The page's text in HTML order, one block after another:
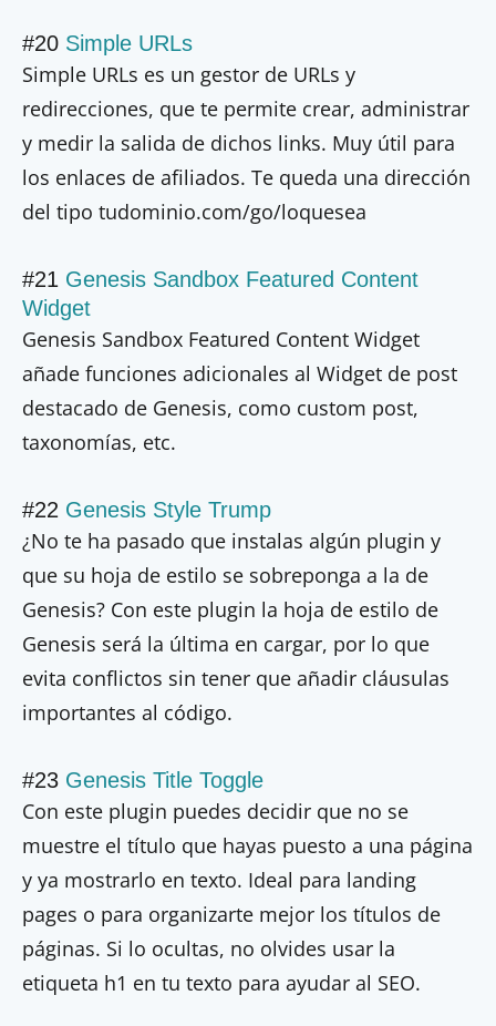
#20 Simple URLs
Simple URLs es un gestor de URLs y
redirecciones, que te permite crear, administrar
y medir la salida de dichos links. Muy útil para
los enlaces de afiliados. Te queda una dirección
del tipo tudominio.com/go/loquesea
#21 Genesis Sandbox Featured Content
Widget
Genesis Sandbox Featured Content Widget
añade funciones adicionales al Widget de post
destacado de Genesis, como custom post,
taxonomías, etc.
#22 Genesis Style Trump
¿No te ha pasado que instalas algún plugin y
que su hoja de estilo se sobreponga a la de
Genesis? Con este plugin la hoja de estilo de
Genesis será la última en cargar, por lo que
evita conflictos sin tener que añadir cláusulas
importantes al código.
#23 Genesis Title Toggle
Con este plugin puedes decidir que no se
muestre el título que hayas puesto a una página
y ya mostrarlo en texto. Ideal para landing
pages o para organizarte mejor los títulos de
páginas. Si lo ocultas, no olvides usar la
etiqueta h1 en tu texto para ayudar al SEO.